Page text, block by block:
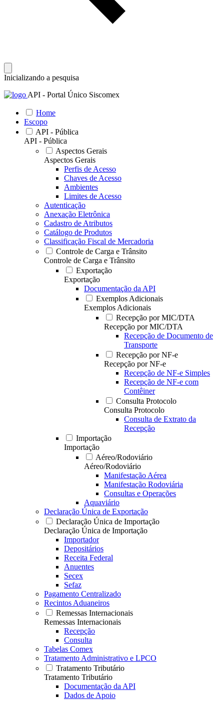
Inicializando a pesquisa
API - Portal Único Siscomex
Home
Escopo
API - Pública
API - Pública
Aspectos Gerais
Aspectos Gerais
Perfis de Acesso
Chaves de Acesso
Ambientes
Limites de Acesso
Autenticação
Anexação Eletrônica
Cadastro de Atributos
Catálogo de Produtos
Classificação Fiscal de Mercadoria
Controle de Carga e Trânsito
Controle de Carga e Trânsito
Exportação
Exportação
Documentação da API
Exemplos Adicionais
Exemplos Adicionais
Recepção por MIC/DTA
Recepção por MIC/DTA
Recepção de Documento de
Transporte
Recepção por NF-e
Recepção por NF-e
Recepção de NF-e Simples
Recepção de NF-e com
Contêiner
Consulta Protocolo
Consulta Protocolo
Consulta de Extrato da
Recepção
Importação
Importação
Aéreo/Rodoviário
Aéreo/Rodoviário
Manifestação Aérea
Manifestação Rodoviária
Consultas e Operações
Aquaviário
Declaração Única de Exportação
Declaração Única de Importação
Declaração Única de Importação
Importador
Depositários
Receita Federal
Anuentes
Secex
Sefaz
Pagamento Centralizado
Recintos Aduaneiros
Remessas Internacionais
Remessas Internacionais
Recepção
Consulta
Tabelas Comex
Tratamento Administrativo e LPCO
Tratamento Tributário
Tratamento Tributário
Documentação da API
Dados de Apoio